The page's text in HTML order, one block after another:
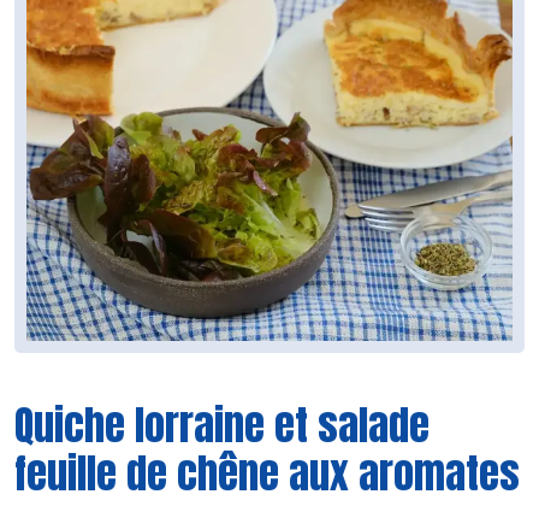
Quiche lorraine et salade
feuille de chêne aux aromates